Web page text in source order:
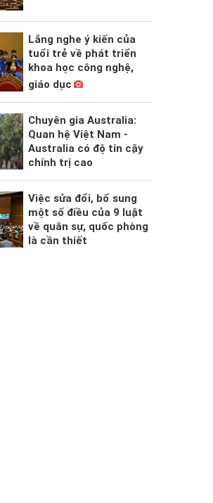
Lắng nghe ý kiến của
tuổi trẻ về phát triển
khoa học công nghệ,
giáo dục
Chuyên gia Australia:
Quan hệ Việt Nam -
Australia có độ tin cậy
chính trị cao
Việc sửa đổi, bổ sung
một số điều của 9 luật
về quân sự, quốc phòng
là cần thiết